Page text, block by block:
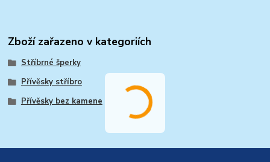
Zboží zařazeno v kategoriích
Stříbrné šperky
Přívěsky stříbro
Přívěsky bez kamene